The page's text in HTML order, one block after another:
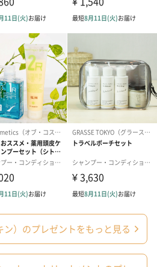
ン）のプレゼントをもっと見る